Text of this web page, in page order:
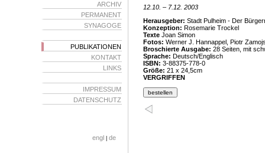
ARCHIV
PERMANENT
SYNAGOGE
PUBLIKATIONEN
KONTAKT
LINKS
IMPRESSUM
DATENSCHUTZ
engl de
12.10. – 7.12. 2003
Herausgeber: Stadt Pulheim - Der
Konzeption: Rosemarie Trockel
Texte Joan Simon
Fotos: Werner J. Hannappel, Piotr
Broschierte Ausgabe: 28 Seiten, mit
Sprache: Deutsch/Englisch
ISBN: 3-88375-778-0
Größe: 21 x 24,5cm
VERGRIFFEN